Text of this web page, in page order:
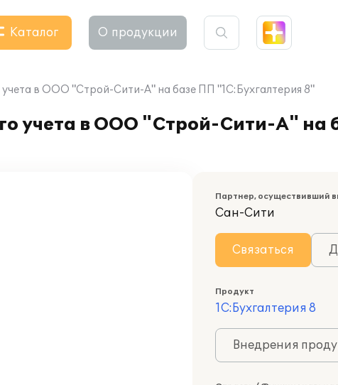
Каталог О продукции
учета в ООО "Строй-Сити-А" на базе ПП "1С:Бухгалтерия 8"
учета в ООО "Строй-Сити-А" на
Партнер, осуществивший
Сан-Сити
Связаться
Продукт
1С:Бухгалтерия 8
Внедрения